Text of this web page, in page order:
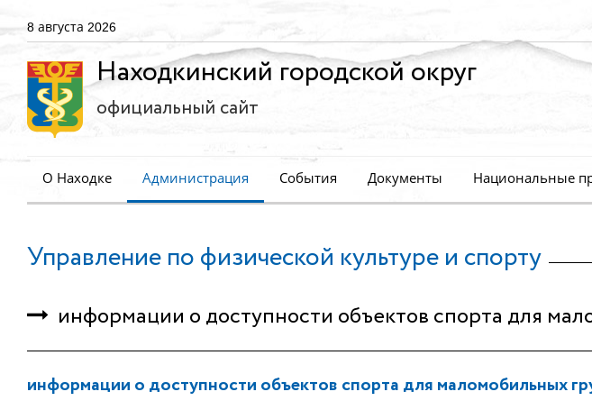
8 августа 2026
Находкинский городской округ
официальный сайт
О Находке Администрация События Документы Национальные
Управление по физической культуре и спорту
информации о доступности объектов спорта для
информации о доступности объектов спорта для маломобильных